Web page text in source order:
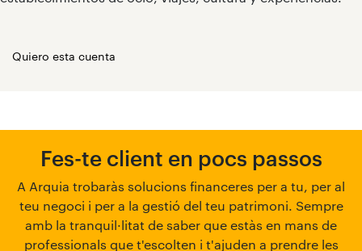
Quiero esta cuenta
Fes-te client en pocs passos
A Arquia trobaràs solucions financeres per a tu, per al
teu negoci i per a la gestió del teu patrimoni. Sempre
amb la tranquil·litat de saber que estàs en mans de
professionals que t'escolten i t'ajuden a prendre les